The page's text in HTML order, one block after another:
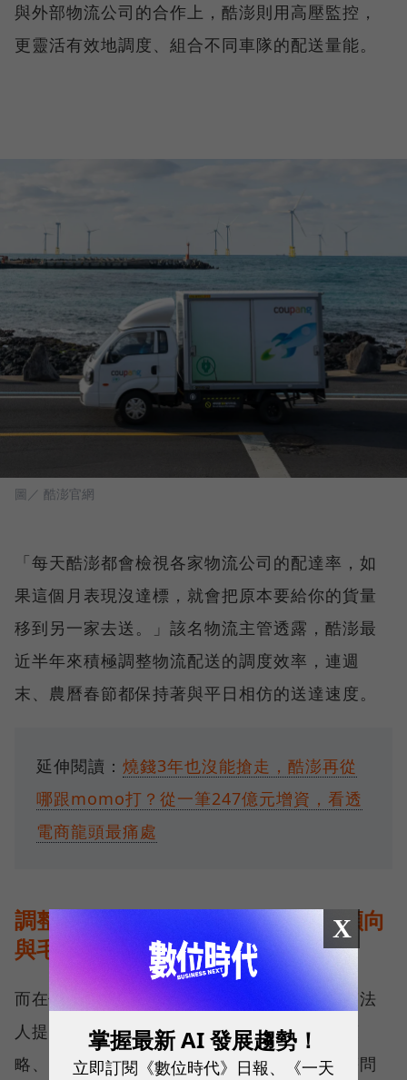
與外部物流公司的合作上，酷澎則用高壓監控，
更靈活有效地調度、組合不同車隊的配送量能。
圖／ 酷澎官網
「每天酷澎都會檢視各家物流公司的配達率，如
果這個月表現沒達標，就會把原本要給你的貨量
移到另一家去送。」該名物流主管透露，酷澎最
近半年來積極調整物流配送的調度效率，連週
末、農曆春節都保持著與平日相仿的送達速度。
延伸閱讀： 燒錢3年也沒能搶走，酷澎再從
哪跟momo打？從一筆247億元增資，看透
電商龍頭最痛處
調整二：比起去掃大品牌的貨，更傾向
與毛利可控的供應商長期合作
而在供應商合作方面，金範錫雖沒有正面回答法
人提問，關於「台灣市場是否改變低價競爭策
略、現在有多少業績是由本地品牌商供貨」等問
X
掌握最新 AI 發展趨勢！
立即訂閱《數位時代》日報、《一天